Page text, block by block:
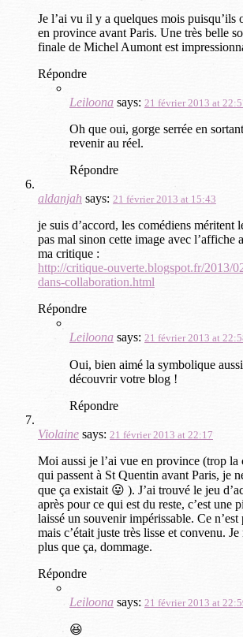
Je l’ai vu il y a quelques mois puisqu’ils
en province avant Paris. Une très belle
finale de Michel Aumont est
Répondre
Leiloona says: 21 février 2013 at
Oh que oui, gorge serrée en
revenir au réel.
Répondre
aldanjah says: 21 février 2013 at 15:43
je suis d’accord, les comédiens méritent
pas mal sinon cette image avec l’affiche
ma critique :
http://critique-ouverte.blogspot.fr/2013/
dans-collaboration.html
Répondre
Leiloona says: 21 février 2013 at
Oui, bien aimé la symbolique
découvrir votre blog !
Répondre
Violaine says: 21 février 2013 at 22:17
Moi aussi je l’ai vue en province (trop la
qui passent à St Quentin avant Paris, je
que ça existait 😛 ). J’ai trouvé le jeu
après pour ce qui est du reste, c’est une
laissé un souvenir impérissable. Ce n’est
mais c’était juste très lisse et convenu. Je
plus que ça, dommage.
Répondre
Leiloona says: 21 février 2013 at
😆